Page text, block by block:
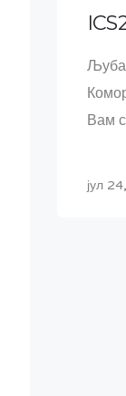
Вам
јул